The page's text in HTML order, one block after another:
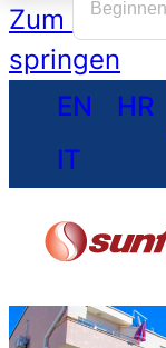
Zum
springen
EN
HR
IT